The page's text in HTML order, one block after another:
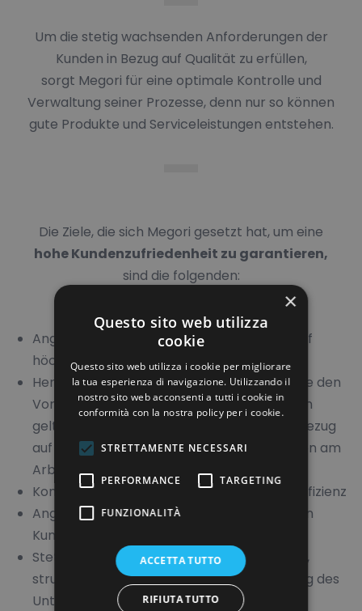
Um die stetig wachsenden Anforderungen der
Kunden in Bezug auf Qualität zu erfüllen,
sorgt Megori für eine optimale Kontrolle und
Verwaltung seiner Prozesse, denn nur so können
gute Produkte und Serviceleistungen entstehen.
Die Ziele, die sich Megori gesetzt hat, um eine
hohe Kundenzufriedenheit zu garantieren,
sind die folgenden:
Angebot und Erhalt eines Kundenservice auf
höchstem Niveau
Herstellung und Lieferung von Produkten, die den
Vorgaben der Kunden entsprechen und den
geltenden gesetzlichen Bestimmungen in Bezug
auf Umweltschutz und Sicherheit/Prävention am
Arbeitsplatz gerecht werden
Konstante Verbesserung der Produktionseffizienz
Angemessener After-Sales-Support für den
Kunden
Stetige Fokussierung auf die wirtschaftliche,
strukturelle und technologische Entwicklung des
Unternehmens
×
Questo sito web utilizza
cookie
Questo sito web utilizza i cookie per migliorare
la tua esperienza di navigazione. Utilizzando il
nostro sito web acconsenti a tutti i cookie in
conformità con la nostra policy per i cookie.
STRETTAMENTE NECESSARI
PERFORMANCE TARGETING
FUNZIONALITÀ
ACCETTA TUTTO
RIFIUTA TUTTO